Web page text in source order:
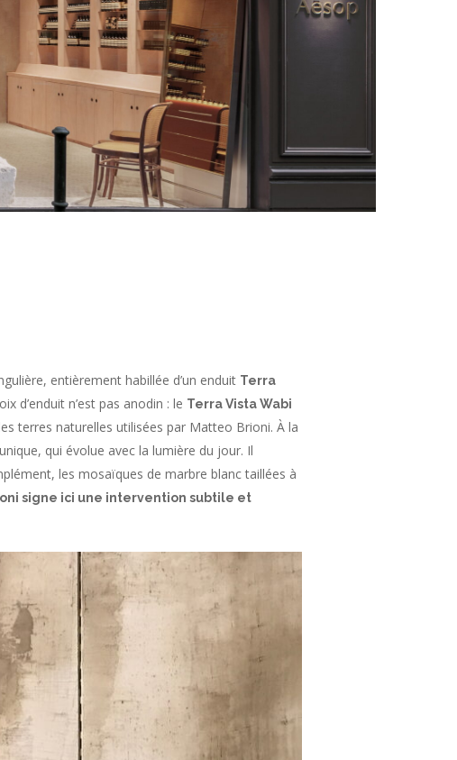
entièrement habillée d’un enduit Terra
d’enduit n’est pas anodin : le Terra Vista Wabi
terres naturelles utilisées par Matteo Brioni. À la
qui évolue avec la lumière du jour. Il
les mosaïques de marbre blanc taillées à
signe ici une intervention subtile et